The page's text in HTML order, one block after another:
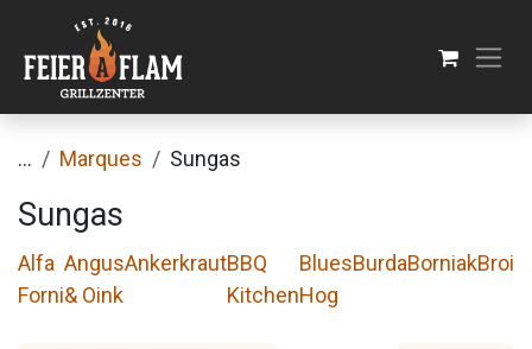
Se rendre au contenu
... Marques Sungas
Sungas
Alfa
Forni
Angus
& Oink
AnkerkrautBBQ
Kitchen
Blues
Hog
BurdaBorniak